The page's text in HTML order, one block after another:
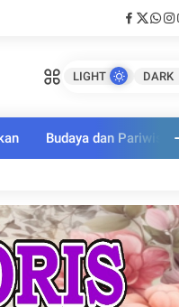
LIGHT DARK
Budaya dan